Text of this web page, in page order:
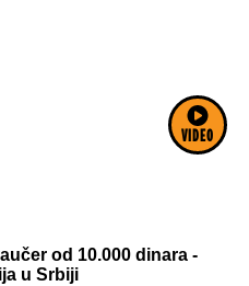
VIDEO
od 10.000 dinara -
u Srbiji